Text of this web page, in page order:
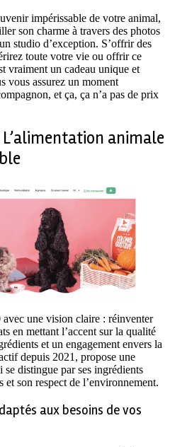
impérissable de votre animal,
son charme à travers des photos
studio d’exception. S’offrir des
toute votre vie ou offrir ce
vraiment un cadeau unique et
vous assurez un moment
et ça, ça n’a pas de prix
animale
une vision claire : réinventer
en mettant l’accent sur la qualité
et un engagement envers la
depuis 2021, propose une
distingue par ses ingrédients
et son respect de l’environnement.
aux besoins de vos